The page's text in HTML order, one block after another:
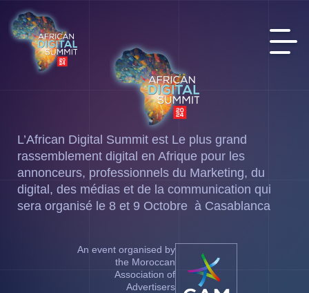
L’African Digital Summit est Le plus grand
rassemblement digital en Afrique pour les
annonceurs, professionnels du Marketing, du
digital, des médias et de la communication qui
sera organisé le 8 et 9 Octobre à Casablanca
An event organised by
the Moroccan
Association of
Advertisers